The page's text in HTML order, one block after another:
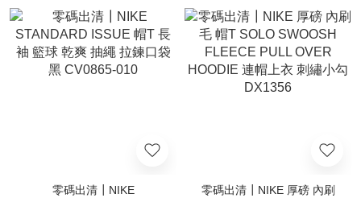
零碼出清┃NIKE
零碼出清┃NIKE 厚磅 內刷